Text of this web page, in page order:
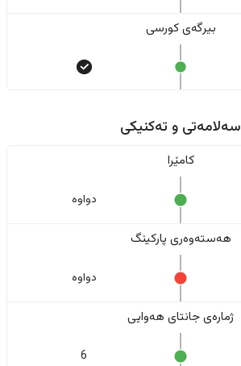
بیرگەی کورسی
سەلامەتی و تەکنیکی
کامێرا
دواوە
هەستەوەری پارکینگ
دواوە
ژمارەی جانتای هەوایی
6